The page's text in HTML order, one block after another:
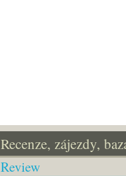
Recenze, zájezdy,
Review